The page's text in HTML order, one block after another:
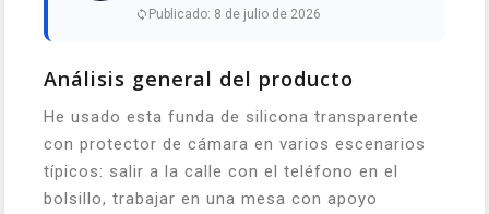
Publicado: 8 de julio de 2026
Análisis general del producto
He usado esta funda de silicona transparente
con protector de cámara en varios escenarios
típicos: salir a la calle con el teléfono en el
bolsillo, trabajar en una mesa con apoyo